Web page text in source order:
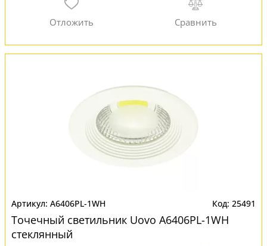
A6406PL-1WH 25491
Точечный светильник Uovo A6406PL-1WH
стеклянный